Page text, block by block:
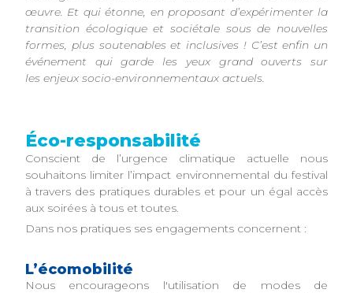
œuvre. Et qui étonne, en proposant d’expérimenter la
transition écologique et sociétale sous de nouvelles
formes, plus soutenables et inclusives ! C’est enfin un
événement qui garde les yeux grand ouverts sur
les enjeux socio-environnementaux actuels.
Éco-responsabilité
Conscient de l’urgence climatique actuelle nous
souhaitons limiter l’impact environnemental du festival
à travers des pratiques durables et pour un égal accès
aux soirées à tous et toutes.
Dans nos pratiques ses engagements concernent :
L’écomobilité
Nous encourageons l'utilisation de modes de